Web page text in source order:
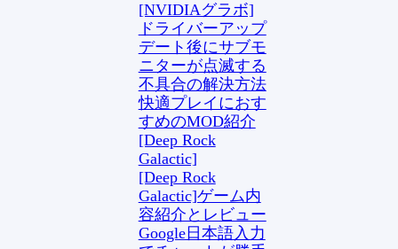
[NVIDIAグラボ]
ドライバーアップ
デート後にサブモ
ニターが点滅する
不具合の解決方法
快適プレイにおす
すめのMOD紹介
[Deep Rock
Galactic]
[Deep Rock
Galactic]ゲーム内
容紹介とレビュー
Google日本語入力